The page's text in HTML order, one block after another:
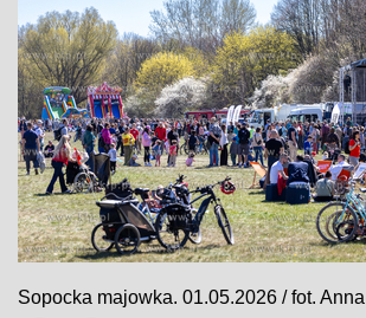
Sopocka majowka. 01.05.2026 / fot.